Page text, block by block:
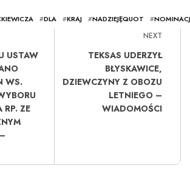
#DLA #KRAJ #NADZIEJĘQUOT #
USTAW
WS.
RP. ZE
NEXT
TEKSAS UDERZYŁ
BŁYSKAWICE,
DZIEWCZYNY Z OBOZU
LETNIEGO –
WIADOMOŚCI